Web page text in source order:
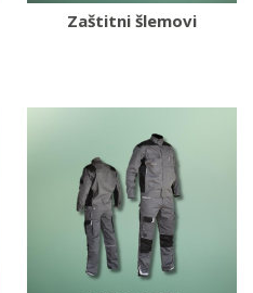
Zaštitni šlemovi